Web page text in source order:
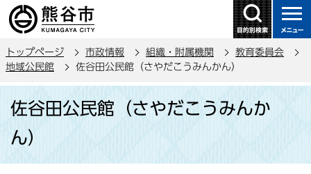
の
ー
す
トップページ 市政情報 組織・附属機関
教育委員会
地域公民館
佐谷田公民館（さやだこうみんかん）
か
佐谷田公民館（さやだこうみんか
ん）